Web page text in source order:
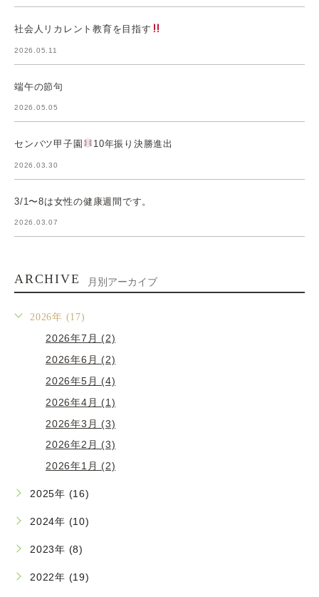
社会人リカレント教育を目指す
2026.05.11
端午の節句
2026.05.05
センバツ甲子園 10年振り決勝進出
2026.03.30
3/1〜8は女性の健康週間です。
2026.03.07
ARCHIVE 月別アーカイブ
2026年 (17)
2026年7月 (2)
2026年6月 (2)
2026年5月 (4)
2026年4月 (1)
2026年3月 (3)
2026年2月 (3)
2026年1月 (2)
2025年 (16)
2024年 (10)
2023年 (8)
2022年 (19)